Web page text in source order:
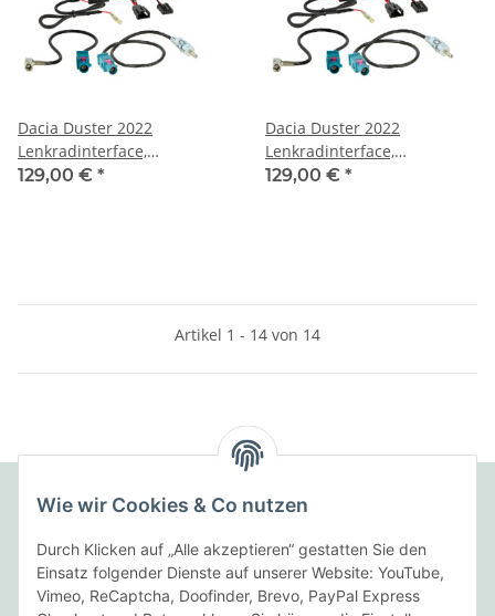
Dacia Duster 2022
Lenkradinterface,
Antennenadapter incl.
129,00 € *
Dacia Duster 2022
Lenkradinterface,
Antennenadapter incl. Y-
129,00 € *
Artikel 1 - 14 von 14
Folgende Zahlungsarten bieten wir an:
Wie wir Cookies & Co nutzen
Durch Klicken auf „Alle akzeptieren“ gestatten Sie den
Einsatz folgender Dienste auf unserer Website: YouTube,
Vimeo, ReCaptcha, Doofinder, Brevo, PayPal Express